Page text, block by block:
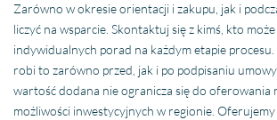
Zarówno w okresie orientacji i zakupu, jak i
liczyć na wsparcie. Skontaktuj się z kimś, kto
indywidualnych porad na każdym etapie procesu.
robi to zarówno przed, jak i po podpisaniu
wartość dodana nie ogranicza się do oferowania
możliwości inwestycyjnych w regionie.